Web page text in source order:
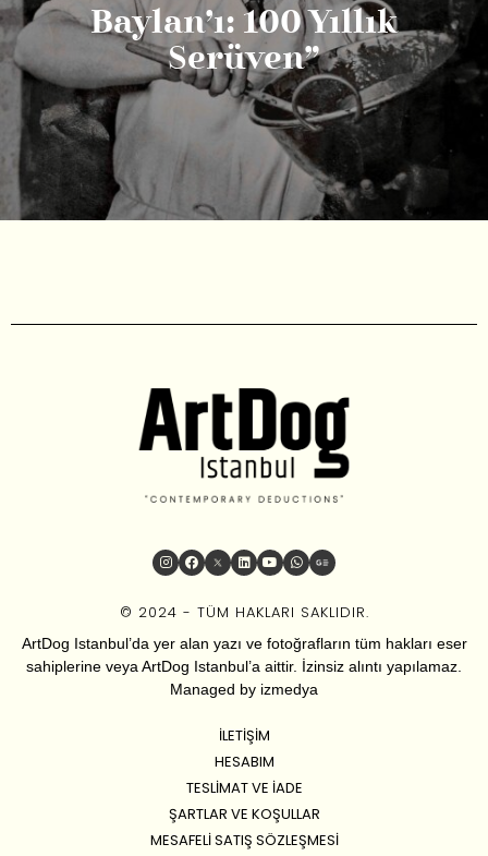
Baylan’ı: 100 Yıllık
Serüven”
© 2024 - TÜM HAKLARI SAKLIDIR.
ArtDog Istanbul’da yer alan yazı ve fotoğrafların tüm hakları eser
sahiplerine veya ArtDog Istanbul’a aittir. İzinsiz alıntı yapılamaz.
Managed by izmedya
İLETIŞIM
HESABIM
TESLIMAT VE İADE
ŞARTLAR VE KOŞULLAR
MESAFELI SATIŞ SÖZLEŞMESI